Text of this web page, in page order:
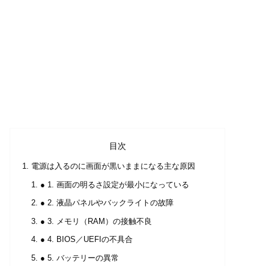
目次
電源は入るのに画面が黒いままになる主な原因
● 1. 画面の明るさ設定が最小になっている
● 2. 液晶パネルやバックライトの故障
● 3. メモリ（RAM）の接触不良
● 4. BIOS／UEFIの不具合
● 5. バッテリーの異常